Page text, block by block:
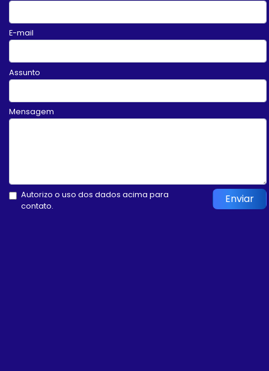
E-mail
Assunto
Mensagem
Autorizo o uso dos dados acima para
contato.
Enviar